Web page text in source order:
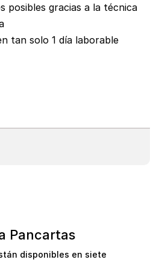
posibles gracias a la técnica
tan solo 1 día laborable
Pancartas
disponibles en siete